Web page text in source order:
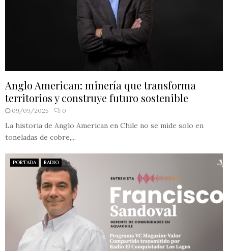
Anglo American: minería que transforma
territorios y construye futuro sostenible
09/09/2025 0
La historia de Anglo American en Chile no se mide solo en
toneladas de cobre,...
PORTADA RADIO